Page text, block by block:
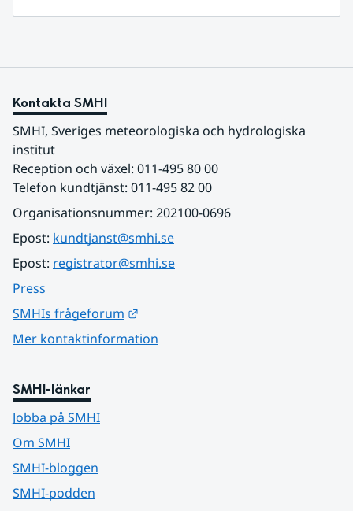
Kontakta SMHI
SMHI, Sveriges meteorologiska och hydrologiska
institut
Reception och växel: 011-495 80 00
Telefon kundtjänst: 011-495 82 00
Organisationsnummer: 202100-0696
Epost: kundtjanst@smhi.se
Epost: registrator@smhi.se
Press
SMHIs frågeforum
Mer kontaktinformation
SMHI-länkar
Jobba på SMHI
Om SMHI
SMHI-bloggen
SMHI-podden